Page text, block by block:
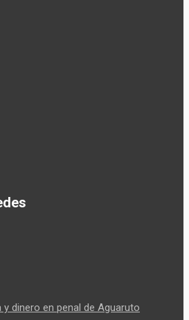
dinero en penal de Aguaruto